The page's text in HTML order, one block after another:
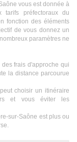
vous est donnée à
préfectoraux du
fonction des éléments
de vous donnez un
paramètres ne
frais d'approche qui
la distance parcourue
choisir un itinéraire
et vous éviter les
sur-Saône est plus ou